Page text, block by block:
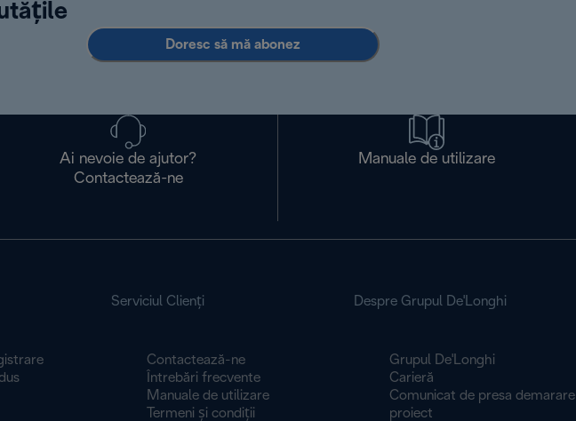
Doresc să mă abonez
Ai nevoie de ajutor?
Contactează-ne
Manuale de utilizare
Serviciul Clienţi
Contactează-ne
Întrebări frecvente
Manuale de utilizare
Termeni și condiți​​​​​​​i
Despre Grupul De'Longhi
Grupul De'Longhi
Carieră
Comunicat de presa demarare
proiect